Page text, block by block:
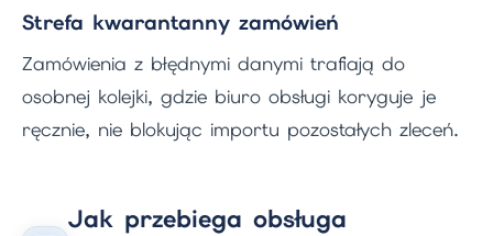
Strefa kwarantanny zamówień
Zamówienia z błędnymi danymi trafiają do
osobnej kolejki, gdzie biuro obsługi koryguje je
ręcznie, nie blokując importu pozostałych zleceń.
Jak przebiega obsługa